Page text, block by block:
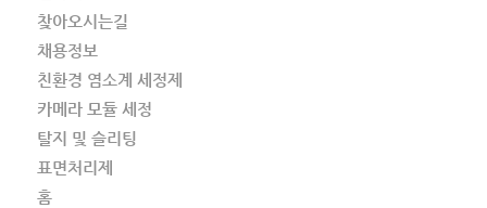
찾아오시는길
채용정보
친환경 염소계 세정제
카메라 모듈 세정
탈지 및 슬리팅
표면처리제
홈